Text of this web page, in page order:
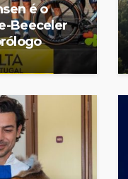
é o
Beeceler